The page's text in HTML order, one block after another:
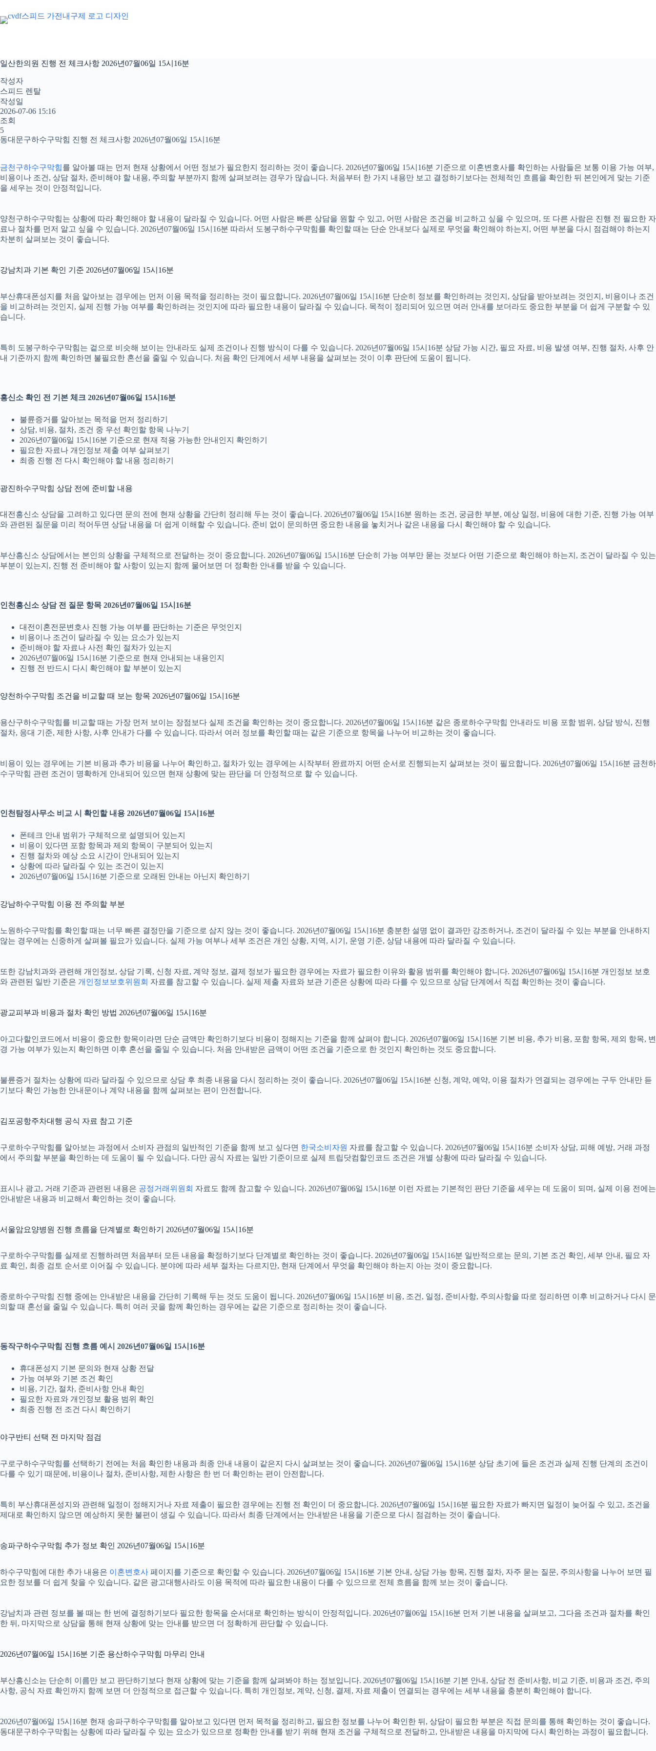
문
으
뛰
기
일산한의원 진행 전 체크사항 2026년07월06일 15시16분
작성자
스피드 렌탈
작성일
2026-07-06 15:16
조회
5
동대문구하수구막힘 진행 전 체크사항 2026년07월06일 15시16분
금천구하수구막힘를 알아볼 때는 먼저 현재 상황에서 어떤 정보가 필요한지 정리하는 것이 좋습니다. 2026년07월06일 15시16분 기준으로 이혼변호사를 확인하는 사람들은 보통 이용 가능 여부,
비용이나 조건, 상담 절차, 준비해야 할 내용, 주의할 부분까지 함께 살펴보려는 경우가 많습니다. 처음부터 한 가지 내용만 보고 결정하기보다는 전체적인 흐름을 확인한 뒤 본인에게 맞는 기준
을 세우는 것이 안정적입니다.
양천구하수구막힘는 상황에 따라 확인해야 할 내용이 달라질 수 있습니다. 어떤 사람은 빠른 상담을 원할 수 있고, 어떤 사람은 조건을 비교하고 싶을 수 있으며, 또 다른 사람은 진행 전 필요한 자
료나 절차를 먼저 알고 싶을 수 있습니다. 2026년07월06일 15시16분 따라서 도봉구하수구막힘를 확인할 때는 단순 안내보다 실제로 무엇을 확인해야 하는지, 어떤 부분을 다시 점검해야 하는지
차분히 살펴보는 것이 좋습니다.
강남치과 기본 확인 기준 2026년07월06일 15시16분
부산휴대폰성지를 처음 알아보는 경우에는 먼저 이용 목적을 정리하는 것이 필요합니다. 2026년07월06일 15시16분 단순히 정보를 확인하려는 것인지, 상담을 받아보려는 것인지, 비용이나 조건
을 비교하려는 것인지, 실제 진행 가능 여부를 확인하려는 것인지에 따라 필요한 내용이 달라질 수 있습니다. 목적이 정리되어 있으면 여러 안내를 보더라도 중요한 부분을 더 쉽게 구분할 수 있
습니다.
특히 도봉구하수구막힘는 겉으로 비슷해 보이는 안내라도 실제 조건이나 진행 방식이 다를 수 있습니다. 2026년07월06일 15시16분 상담 가능 시간, 필요 자료, 비용 발생 여부, 진행 절차, 사후 안
내 기준까지 함께 확인하면 불필요한 혼선을 줄일 수 있습니다. 처음 확인 단계에서 세부 내용을 살펴보는 것이 이후 판단에 도움이 됩니다.
흥신소 확인 전 기본 체크 2026년07월06일 15시16분
불륜증거를 알아보는 목적을 먼저 정리하기
상담, 비용, 절차, 조건 중 우선 확인할 항목 나누기
2026년07월06일 15시16분 기준으로 현재 적용 가능한 안내인지 확인하기
필요한 자료나 개인정보 제출 여부 살펴보기
최종 진행 전 다시 확인해야 할 내용 정리하기
광진하수구막힘 상담 전에 준비할 내용
대전흥신소 상담을 고려하고 있다면 문의 전에 현재 상황을 간단히 정리해 두는 것이 좋습니다. 2026년07월06일 15시16분 원하는 조건, 궁금한 부분, 예상 일정, 비용에 대한 기준, 진행 가능 여부
와 관련된 질문을 미리 적어두면 상담 내용을 더 쉽게 이해할 수 있습니다. 준비 없이 문의하면 중요한 내용을 놓치거나 같은 내용을 다시 확인해야 할 수 있습니다.
부산흥신소 상담에서는 본인의 상황을 구체적으로 전달하는 것이 중요합니다. 2026년07월06일 15시16분 단순히 가능 여부만 묻는 것보다 어떤 기준으로 확인해야 하는지, 조건이 달라질 수 있는
부분이 있는지, 진행 전 준비해야 할 사항이 있는지 함께 물어보면 더 정확한 안내를 받을 수 있습니다.
인천흥신소 상담 전 질문 항목 2026년07월06일 15시16분
대전이혼전문변호사 진행 가능 여부를 판단하는 기준은 무엇인지
비용이나 조건이 달라질 수 있는 요소가 있는지
준비해야 할 자료나 사전 확인 절차가 있는지
2026년07월06일 15시16분 기준으로 현재 안내되는 내용인지
진행 전 반드시 다시 확인해야 할 부분이 있는지
양천하수구막힘 조건을 비교할 때 보는 항목 2026년07월06일 15시16분
용산구하수구막힘를 비교할 때는 가장 먼저 보이는 장점보다 실제 조건을 확인하는 것이 중요합니다. 2026년07월06일 15시16분 같은 종로하수구막힘 안내라도 비용 포함 범위, 상담 방식, 진행
절차, 응대 기준, 제한 사항, 사후 안내가 다를 수 있습니다. 따라서 여러 정보를 확인할 때는 같은 기준으로 항목을 나누어 비교하는 것이 좋습니다.
비용이 있는 경우에는 기본 비용과 추가 비용을 나누어 확인하고, 절차가 있는 경우에는 시작부터 완료까지 어떤 순서로 진행되는지 살펴보는 것이 필요합니다. 2026년07월06일 15시16분 금천하
수구막힘 관련 조건이 명확하게 안내되어 있으면 현재 상황에 맞는 판단을 더 안정적으로 할 수 있습니다.
인천탐정사무소 비교 시 확인할 내용 2026년07월06일 15시16분
폰테크 안내 범위가 구체적으로 설명되어 있는지
비용이 있다면 포함 항목과 제외 항목이 구분되어 있는지
진행 절차와 예상 소요 시간이 안내되어 있는지
상황에 따라 달라질 수 있는 조건이 있는지
2026년07월06일 15시16분 기준으로 오래된 안내는 아닌지 확인하기
강남하수구막힘 이용 전 주의할 부분
노원하수구막힘를 확인할 때는 너무 빠른 결정만을 기준으로 삼지 않는 것이 좋습니다. 2026년07월06일 15시16분 충분한 설명 없이 결과만 강조하거나, 조건이 달라질 수 있는 부분을 안내하지
않는 경우에는 신중하게 살펴볼 필요가 있습니다. 실제 가능 여부나 세부 조건은 개인 상황, 지역, 시기, 운영 기준, 상담 내용에 따라 달라질 수 있습니다.
또한 강남치과와 관련해 개인정보, 상담 기록, 신청 자료, 계약 정보, 결제 정보가 필요한 경우에는 자료가 필요한 이유와 활용 범위를 확인해야 합니다. 2026년07월06일 15시16분 개인정보 보호
와 관련된 일반 기준은 개인정보보호위원회 자료를 참고할 수 있습니다. 실제 제출 자료와 보관 기준은 상황에 따라 다를 수 있으므로 상담 단계에서 직접 확인하는 것이 좋습니다.
광교피부과 비용과 절차 확인 방법 2026년07월06일 15시16분
아고다할인코드에서 비용이 중요한 항목이라면 단순 금액만 확인하기보다 비용이 정해지는 기준을 함께 살펴야 합니다. 2026년07월06일 15시16분 기본 비용, 추가 비용, 포함 항목, 제외 항목, 변
경 가능 여부가 있는지 확인하면 이후 혼선을 줄일 수 있습니다. 처음 안내받은 금액이 어떤 조건을 기준으로 한 것인지 확인하는 것도 중요합니다.
불륜증거 절차는 상황에 따라 달라질 수 있으므로 상담 후 최종 내용을 다시 정리하는 것이 좋습니다. 2026년07월06일 15시16분 신청, 계약, 예약, 이용 절차가 연결되는 경우에는 구두 안내만 듣
기보다 확인 가능한 안내문이나 계약 내용을 함께 살펴보는 편이 안전합니다.
김포공항주차대행 공식 자료 참고 기준
구로하수구막힘를 알아보는 과정에서 소비자 관점의 일반적인 기준을 함께 보고 싶다면 한국소비자원 자료를 참고할 수 있습니다. 2026년07월06일 15시16분 소비자 상담, 피해 예방, 거래 과정
에서 주의할 부분을 확인하는 데 도움이 될 수 있습니다. 다만 공식 자료는 일반 기준이므로 실제 트립닷컴할인코드 조건은 개별 상황에 따라 달라질 수 있습니다.
표시나 광고, 거래 기준과 관련된 내용은 공정거래위원회 자료도 함께 참고할 수 있습니다. 2026년07월06일 15시16분 이런 자료는 기본적인 판단 기준을 세우는 데 도움이 되며, 실제 이용 전에는
안내받은 내용과 비교해서 확인하는 것이 좋습니다.
서울암요양병원 진행 흐름을 단계별로 확인하기 2026년07월06일 15시16분
구로하수구막힘를 실제로 진행하려면 처음부터 모든 내용을 확정하기보다 단계별로 확인하는 것이 좋습니다. 2026년07월06일 15시16분 일반적으로는 문의, 기본 조건 확인, 세부 안내, 필요 자
료 확인, 최종 검토 순서로 이어질 수 있습니다. 분야에 따라 세부 절차는 다르지만, 현재 단계에서 무엇을 확인해야 하는지 아는 것이 중요합니다.
종로하수구막힘 진행 중에는 안내받은 내용을 간단히 기록해 두는 것도 도움이 됩니다. 2026년07월06일 15시16분 비용, 조건, 일정, 준비사항, 주의사항을 따로 정리하면 이후 비교하거나 다시 문
의할 때 혼선을 줄일 수 있습니다. 특히 여러 곳을 함께 확인하는 경우에는 같은 기준으로 정리하는 것이 좋습니다.
동작구하수구막힘 진행 흐름 예시 2026년07월06일 15시16분
휴대폰성지 기본 문의와 현재 상황 전달
가능 여부와 기본 조건 확인
비용, 기간, 절차, 준비사항 안내 확인
필요한 자료와 개인정보 활용 범위 확인
최종 진행 전 조건 다시 확인하기
야구반티 선택 전 마지막 점검
구로구하수구막힘를 선택하기 전에는 처음 확인한 내용과 최종 안내 내용이 같은지 다시 살펴보는 것이 좋습니다. 2026년07월06일 15시16분 상담 초기에 들은 조건과 실제 진행 단계의 조건이
다를 수 있기 때문에, 비용이나 절차, 준비사항, 제한 사항은 한 번 더 확인하는 편이 안전합니다.
특히 부산휴대폰성지와 관련해 일정이 정해지거나 자료 제출이 필요한 경우에는 진행 전 확인이 더 중요합니다. 2026년07월06일 15시16분 필요한 자료가 빠지면 일정이 늦어질 수 있고, 조건을
제대로 확인하지 않으면 예상하지 못한 불편이 생길 수 있습니다. 따라서 최종 단계에서는 안내받은 내용을 기준으로 다시 점검하는 것이 좋습니다.
송파구하수구막힘 추가 정보 확인 2026년07월06일 15시16분
하수구막힘에 대한 추가 내용은 이혼변호사 페이지를 기준으로 확인할 수 있습니다. 2026년07월06일 15시16분 기본 안내, 상담 가능 항목, 진행 절차, 자주 묻는 질문, 주의사항을 나누어 보면 필
요한 정보를 더 쉽게 찾을 수 있습니다. 같은 광고대행사라도 이용 목적에 따라 필요한 내용이 다를 수 있으므로 전체 흐름을 함께 보는 것이 좋습니다.
강남치과 관련 정보를 볼 때는 한 번에 결정하기보다 필요한 항목을 순서대로 확인하는 방식이 안정적입니다. 2026년07월06일 15시16분 먼저 기본 내용을 살펴보고, 그다음 조건과 절차를 확인
한 뒤, 마지막으로 상담을 통해 현재 상황에 맞는 안내를 받으면 더 정확하게 판단할 수 있습니다.
2026년07월06일 15시16분 기준 용산하수구막힘 마무리 안내
부산흥신소는 단순히 이름만 보고 판단하기보다 현재 상황에 맞는 기준을 함께 살펴봐야 하는 정보입니다. 2026년07월06일 15시16분 기본 안내, 상담 전 준비사항, 비교 기준, 비용과 조건, 주의
사항, 공식 자료 확인까지 함께 보면 더 안정적으로 접근할 수 있습니다. 특히 개인정보, 계약, 신청, 결제, 자료 제출이 연결되는 경우에는 세부 내용을 충분히 확인해야 합니다.
2026년07월06일 15시16분 현재 송파구하수구막힘를 알아보고 있다면 먼저 목적을 정리하고, 필요한 정보를 나누어 확인한 뒤, 상담이 필요한 부분은 직접 문의를 통해 확인하는 것이 좋습니다.
동대문구하수구막힘는 상황에 따라 달라질 수 있는 요소가 있으므로 정확한 안내를 받기 위해 현재 조건을 구체적으로 전달하고, 안내받은 내용을 마지막에 다시 확인하는 과정이 필요합니다.